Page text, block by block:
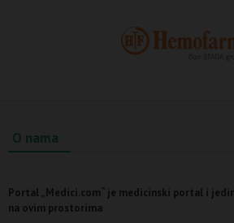
O nama
Portal „Medici.com“ je medicinski portal i
na ovim prostorima